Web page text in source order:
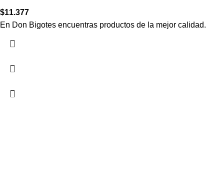
$11.377
En Don Bigotes encuentras productos de la mejor calidad.